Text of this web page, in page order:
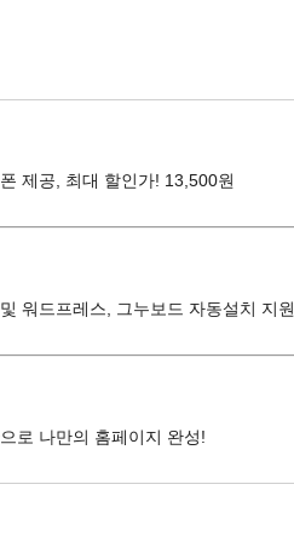
제공, 최대 할인가! 13,500원
워드프레스, 그누보드 자동설치 지원
로 나만의 홈페이지 완성!